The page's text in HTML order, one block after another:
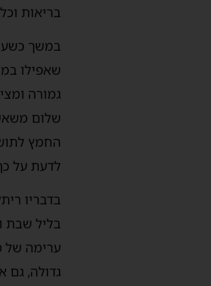
בריאות
במשך
שאפילו
גמורה
שלום
החמץ
לדעת על
בדבריו
בליל שבת
ערימה של
גדולה, גם